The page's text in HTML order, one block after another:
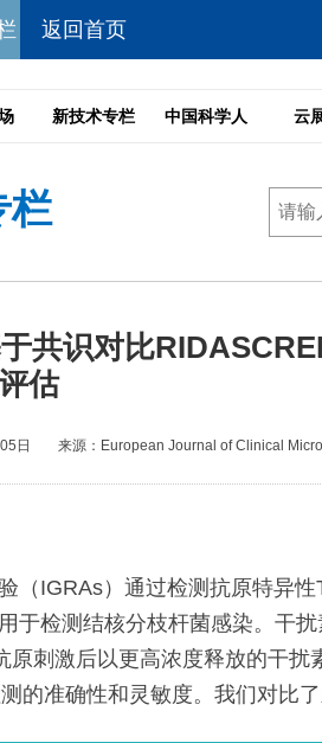
返回首页
新技术专栏 中国科学人 云
栏
共识对比
估
日 来源：European Journal of Clinical
IGRAs）通过检测抗原特异性
于检测结核分枝杆菌感染。干扰
原刺激后以更高浓度释放的干扰
的准确性和灵敏度。我们对比